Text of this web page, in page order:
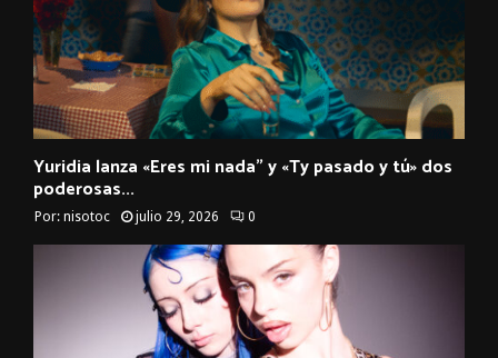
Yuridia lanza «Eres mi nada” y «Ty pasado y tú» dos
poderosas...
Por: nisotoc julio 29, 2026 0